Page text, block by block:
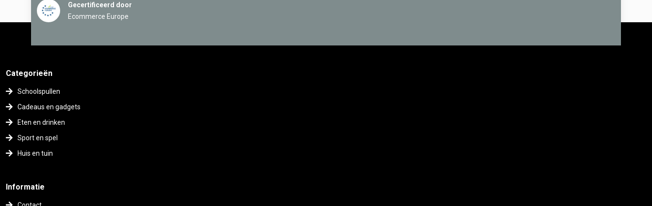
Gecertificeerd door
Ecommerce Europe
Categorieën
Schoolspullen
Cadeaus en gadgets
Eten en drinken
Sport en spel
Huis en tuin
Informatie